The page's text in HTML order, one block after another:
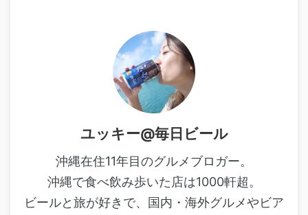
ユッキー@毎日ビール
沖縄在住11年目のグルメブロガー。
沖縄で食べ飲み歩いた店は1000軒超。
ビールと旅が好きで、国内・海外グルメやビア